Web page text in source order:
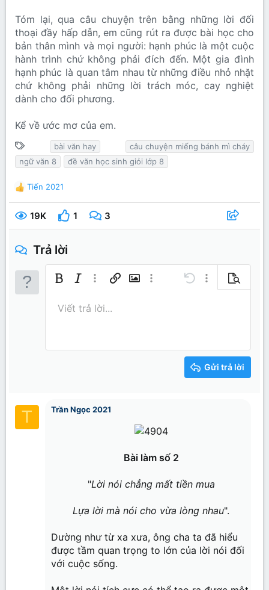
Tóm lại, qua câu chuyện trên bằng những lời đối
thoại đầy hấp dẫn, em cũng rút ra được bài học cho
bản thân mình và mọi người: hạnh phúc là một cuộc
hành trình chứ không phải đích đến. Một gia đình
hạnh phúc là quan tâm nhau từ những điều nhỏ nhặt
chứ không phải những lời trách móc, cay nghiệt
dành cho đối phương.
Kể về ước mơ của em.
T
ừ
k
h
bài văn hay
câu chuyện miếng bánh mì cháy
ngữ văn 8
đề văn học sinh giỏi lớp 8
R
e
a
i
Tiến 2021
19K 1 3
Trả lời
Bold In nghiêng
Thêm tùy chọn…
Chèn liên kết
Chèn hình ảnh
Thêm tùy chọn…
Undo Thêm tùy chọn…
Xem trước
Kích thước
26
Màu chữPhông chữ
Verdana
Tăng lề
Justify text
Heading 2
Heading 3
Mặt cườiTrích dẫn
Media
RedoToggle BB code
Xóa định dạng
Viết trả lời...
Gửi trả lời
T Trần Ngọc 2021
Bài làm số 2
"Lời nói chẳng mất tiền mua
Lựa lời mà nói cho vừa lòng nhau".​
Dường như từ xa xưa, ông cha ta đã hiểu
được tầm quan trọng to lớn của lời nói đối
với cuộc sống.